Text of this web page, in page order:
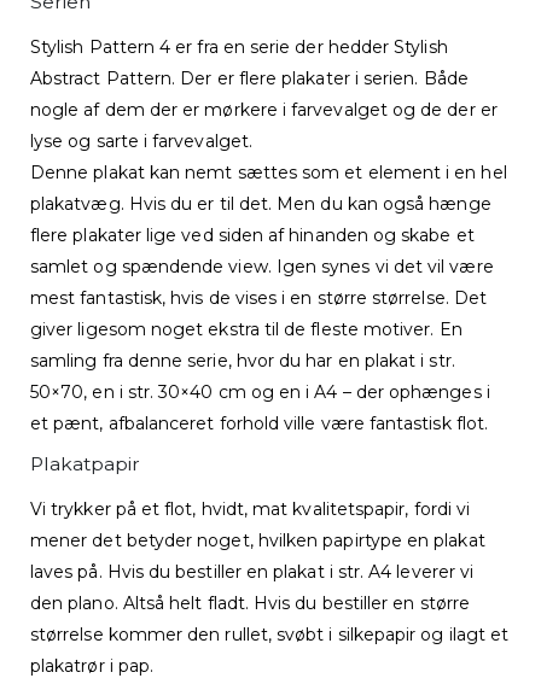
Stylish Pattern 4 er fra en serie der hedder Stylish
Abstract Pattern. Der er flere plakater i serien. Både
nogle af dem der er mørkere i farvevalget og de der er
lyse og sarte i farvevalget.
Denne plakat kan nemt sættes som et element i en hel
plakatvæg. Hvis du er til det. Men du kan også hænge
flere plakater lige ved siden af hinanden og skabe et
samlet og spændende view. Igen synes vi det vil være
mest fantastisk, hvis de vises i en større størrelse. Det
giver ligesom noget ekstra til de fleste motiver. En
samling fra denne serie, hvor du har en plakat i str.
50×70, en i str. 30×40 cm og en i A4 – der ophænges i
et pænt, afbalanceret forhold ville være fantastisk flot.
Plakatpapir
Vi trykker på et flot, hvidt, mat kvalitetspapir, fordi vi
mener det betyder noget, hvilken papirtype en plakat
laves på. Hvis du bestiller en plakat i str. A4 leverer vi
den plano. Altså helt fladt. Hvis du bestiller en større
størrelse kommer den rullet, svøbt i silkepapir og ilagt et
plakatrør i pap.